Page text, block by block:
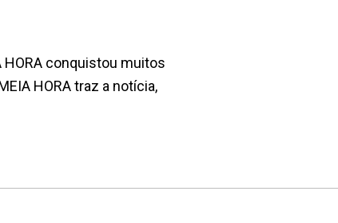
HORA conquistou muitos
HORA traz a notícia,